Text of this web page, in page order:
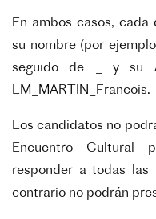
En ambos casos,
su nombre (por
seguido de _ y su
LM_MARTIN_Francois.
Los candidatos no
Encuentro Cultural
responder a todas las
contrario no podrán